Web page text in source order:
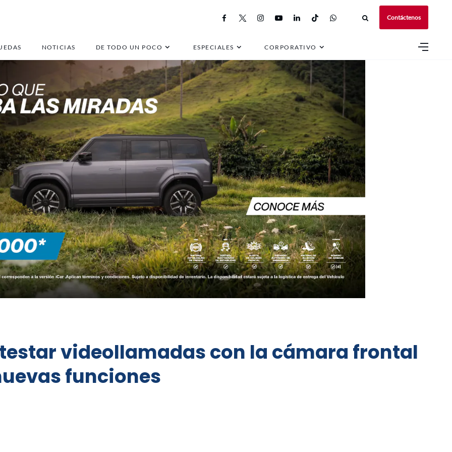
Contáctenos
NOTICIAS DE TODO UN POCO ESPECIALES CORPORATIVO
videollamadas con la cámara frontal
funciones